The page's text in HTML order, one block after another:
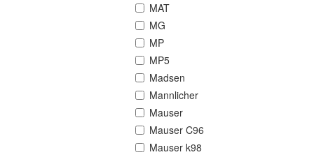
MAT
MG
MP
MP5
Madsen
Mannlicher
Mauser
Mauser C96
Mauser k98